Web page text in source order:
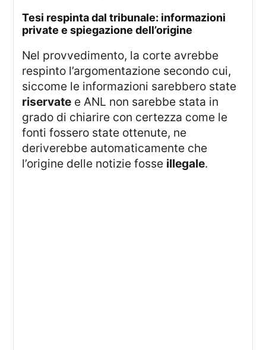
tesi respinta dal tribunale: informazioni
private e spiegazione dell’origine
Nel provvedimento, la corte avrebbe
respinto l’argomentazione secondo cui,
siccome le informazioni sarebbero state
riservate e ANL non sarebbe stata in
grado di chiarire con certezza come le
fonti fossero state ottenute, ne
deriverebbe automaticamente che
l’origine delle notizie fosse illegale.